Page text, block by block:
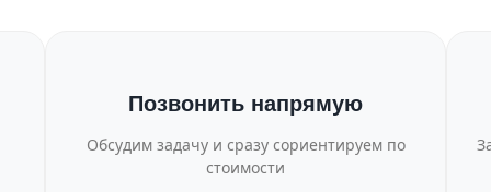
Позвонить напрямую
Обсудим задачу и сразу сориентируем по
стоимости